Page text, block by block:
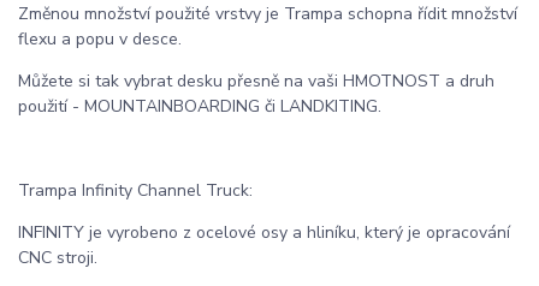
Změnou množství použité vrstvy je Trampa schopna řídit množství
flexu a popu v desce.
Můžete si tak vybrat desku přesně na vaši HMOTNOST a druh
použití - MOUNTAINBOARDING či LANDKITING.
Trampa Infinity Channel Truck:
INFINITY je vyrobeno z ocelové osy a hliníku, který je opracování
CNC stroji.